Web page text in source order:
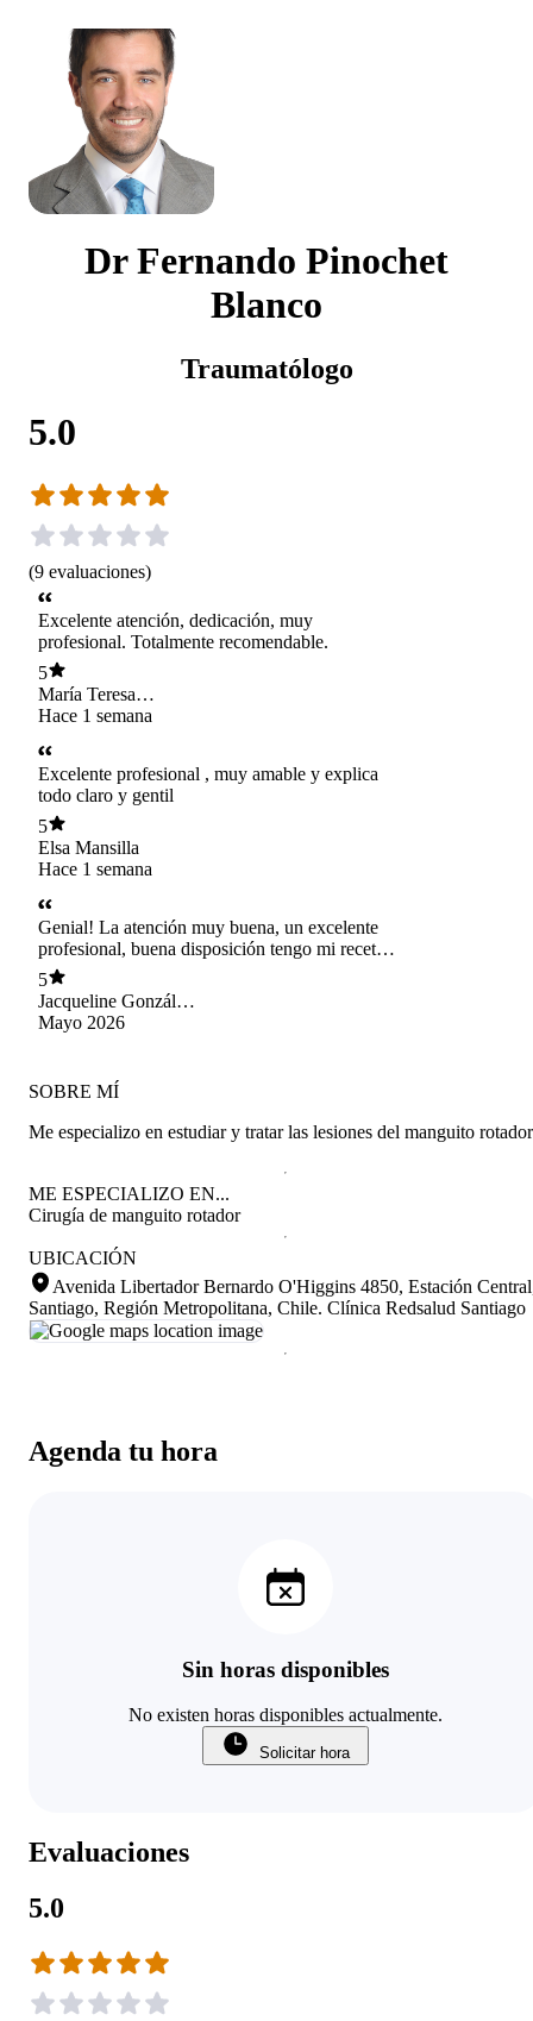
Dr Fernando Pinochet
Blanco
Traumatólogo
5.0
(9 evaluaciones)
Excelente atención, dedicación, muy
profesional. Totalmente recomendable.
5
María Teresa
Alvarado Muñoz
Hace 1 semana
Excelente profesional , muy amable y explica
todo claro y gentil
5
Elsa Mansilla
Hace 1 semana
Genial! La atención muy buena, un excelente
profesional, buena disposición tengo mi receta y
todo lo que necesitaba. Gracias
5
Jacqueline González
Carvajal
Mayo 2026
Agenda tu hora
Sin horas disponibles
No existen horas disponibles actualmente.
Solicitar hora
Evaluaciones
5.0
SOBRE MÍ
Me especializo en estudiar y tratar las lesiones del manguito rotador
ME ESPECIALIZO EN...
Cirugía de manguito rotador
UBICACIÓN
Avenida Libertador Bernardo O'Higgins 4850, Estación
Santiago, Región Metropolitana, Chile. Clínica Redsalud Santiago